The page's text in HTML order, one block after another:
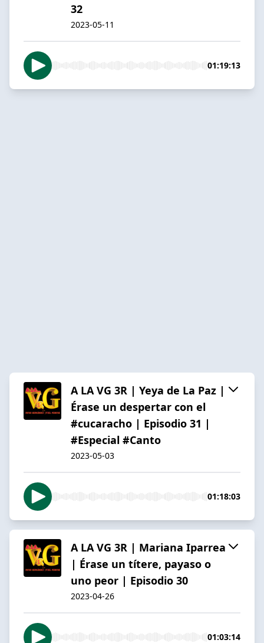
32
2023-05-11
01:19:13
A LA VG 3R | Yeya de La Paz |
Érase un despertar con el
#cucaracho | Episodio 31 |
#Especial #Canto
2023-05-03
01:18:03
A LA VG 3R | Mariana Iparrea
| Érase un títere, payaso o
uno peor | Episodio 30
2023-04-26
01:03:14